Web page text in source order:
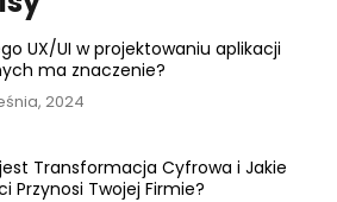
UX/UI w projektowaniu aplikacji
ma znaczenie?
2024
Transformacja Cyfrowa i Jakie
Przynosi Twojej Firmie?